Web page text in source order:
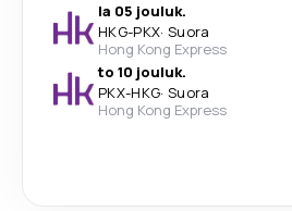
la 05 jouluk.
HKG-PKX· Suora
Hong Kong Express
to 10 jouluk.
PKX-HKG· Suora
Hong Kong Express